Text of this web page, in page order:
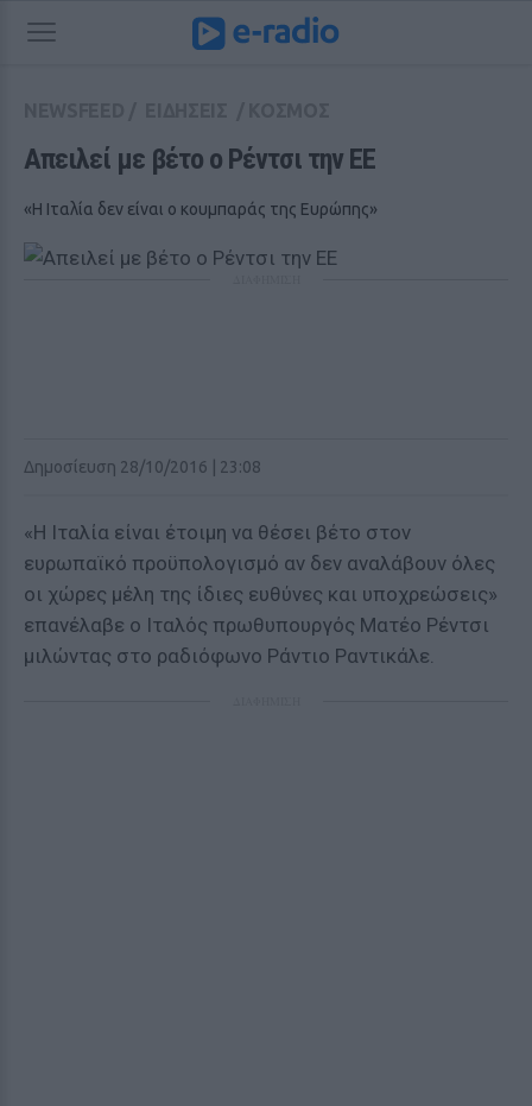
Απειλεί με βέτο ο Ρέντσι την ΕΕ
«Η Ιταλία δεν είναι ο κουμπαράς της Ευρώπης»
Δημοσίευση 28/10/2016 | 23:08
«Η Ιταλία είναι έτοιμη να θέσει βέτο στον
ευρωπαϊκό προϋπολογισμό αν δεν αναλάβουν όλες
οι χώρες μέλη της ίδιες ευθύνες και υποχρεώσεις»
επανέλαβε ο Ιταλός πρωθυπουργός Ματέο Ρέντσι
μιλώντας στο ραδιόφωνο Ράντιο Ραντικάλε.